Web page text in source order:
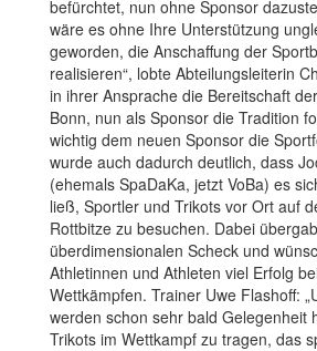
befürchtet, nun ohne Sponsor
wäre es ohne Ihre Unterstützung
geworden, die Anschaffung der
realisieren“, lobte Abteilungsleiterin
in ihrer Ansprache die Bereitschaft
Bonn, nun als Sponsor die Tradition
wichtig dem neuen Sponsor die
wurde auch dadurch deutlich, dass
(ehemals SpaDaKa, jetzt VoBa) es
ließ, Sportler und Trikots vor Ort auf
Rottbitze zu besuchen. Dabei
überdimensionalen Scheck und
Athletinnen und Athleten viel Erfolg
Wettkämpfen. Trainer Uwe Flashoff:
werden schon sehr bald Gelegenheit
Trikots im Wettkampf zu tragen, das